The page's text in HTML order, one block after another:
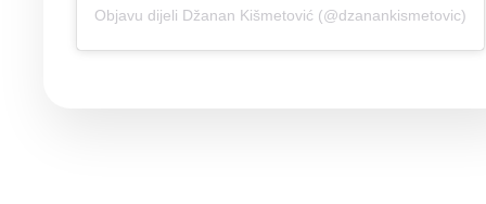
Objavu dijeli Džanan Kišmetović (@dzanankismetovic)